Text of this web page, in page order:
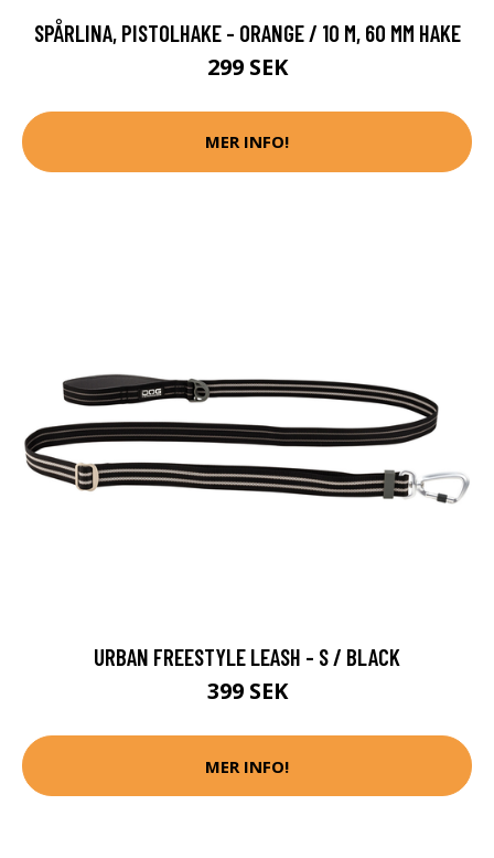
SPÅRLINA, PISTOLHAKE - ORANGE / 10 M, 60 MM HAKE
299 SEK
MER INFO!
URBAN FREESTYLE LEASH - S / BLACK
399 SEK
MER INFO!